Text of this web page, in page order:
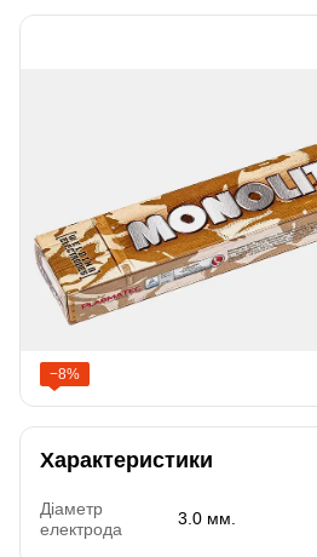
−8%
Характеристики
Діаметр
електрода
3.0 мм.